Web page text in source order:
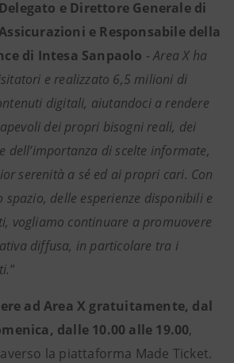
e Direttore Generale di
e Responsabile della
di Intesa Sanpaolo -Area X ha
e realizzato 6,5 milioni di
digitali, aiutandoci a rendere
dei propri bisogni reali, dei
dell’importanza di scelte informate,
serenità a sé ed ai propri cari. Con
delle esperienze disponibili e
vogliamo continuare a promuovere
diffusa, in particolare tra i
”
ad Area X gratuitamente, dal
dalle 10.00 alle 19.00,
la piattaforma Made Ticket.